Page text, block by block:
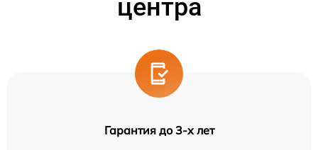
центра
Гарантия до 3-х лет